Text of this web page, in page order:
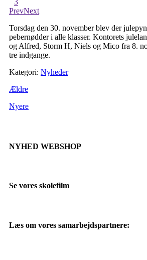
3
PrevNext
Torsdag den 30. november blev der
pebernødder i alle klasser. Kontorets
og Alfred, Storm H, Niels og Mico fra 8.
tre indgange.
Kategori: Nyheder
Ældre
Nyere
NYHED WEBSHOP
Se vores skolefilm
Læs om vores samarbejdspartnere: